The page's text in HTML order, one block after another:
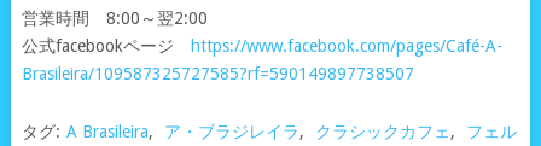
営業時間 8:00～翌2:00
公式facebookページ
https://www.facebook.com/pages/Café-A-
Brasileira/109587325727585?rf=590149897738507
タグ: A Brasileira, ア・ブラジレイラ, クラシックカフェ ,
フェル